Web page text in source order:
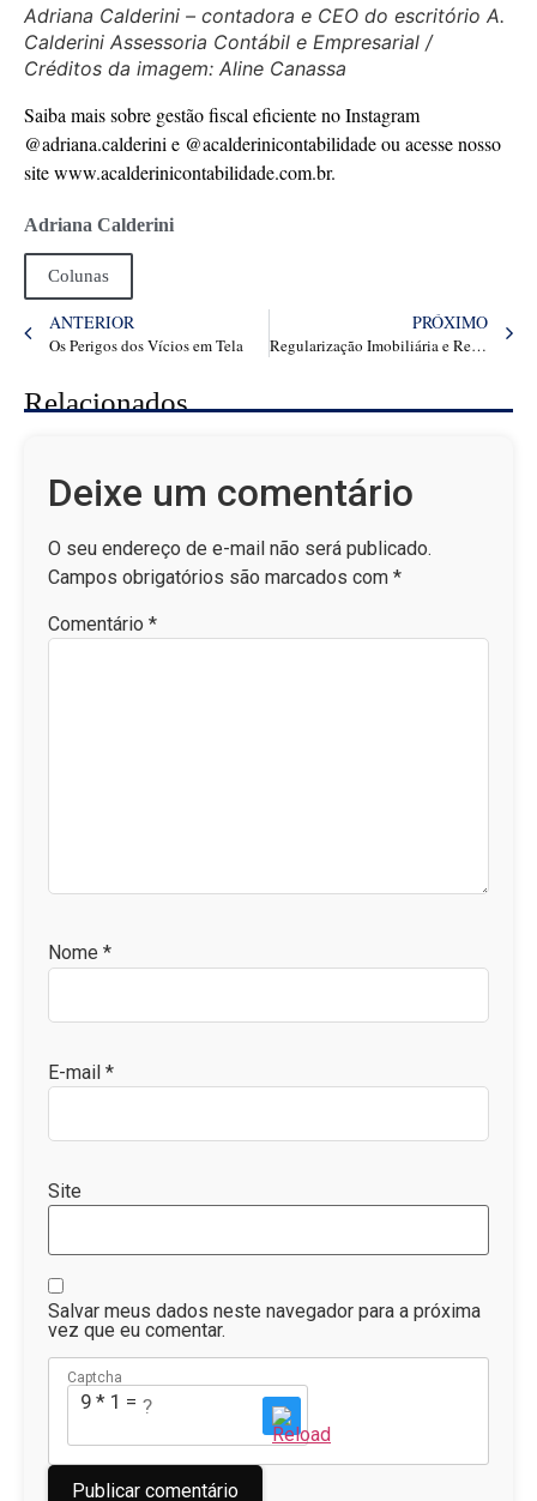
Adriana Calderini – contadora e CEO do escritório A.
Calderini Assessoria Contábil e Empresarial /
Créditos da imagem: Aline Canassa
Saiba mais sobre gestão fiscal eficiente no Instagram
@adriana.calderini e @acalderinicontabilidade ou acesse nosso
site www.acalderinicontabilidade.com.br.
Adriana Calderini
Colunas
ANTERIOR
Os Perigos dos Vícios em Tela
PRÓXIMO
Regularização Imobiliária e Recuperação de Crédito Tributário: Segurança Patrimonial e Inteligência Financeira
Relacionados
Deixe um comentário
O seu endereço de e-mail não será publicado.
Campos obrigatórios são marcados com *
Comentário *
Nome *
E-mail *
Site
Salvar meus dados neste navegador para a próxima
vez que eu comentar.
Captcha
9 * 1 = ?